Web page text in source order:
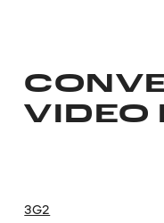
VIDEO
3G2